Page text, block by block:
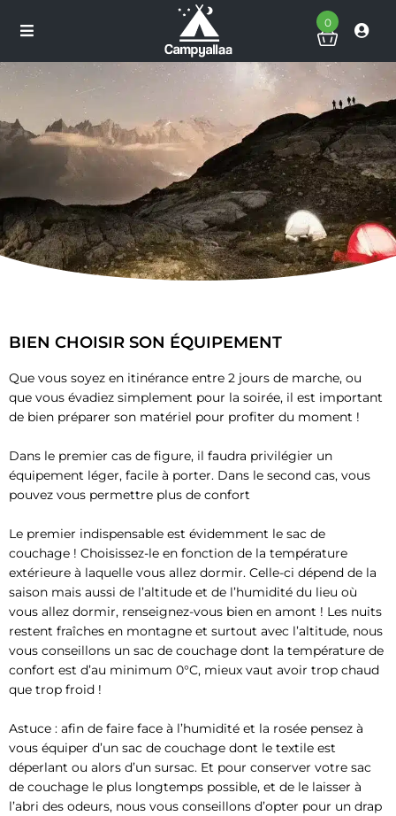
0
BIEN CHOISIR SON ÉQUIPEMENT
Que vous soyez en itinérance entre 2 jours de marche, ou
que vous évadiez simplement pour la soirée, il est important
de bien préparer son matériel pour profiter du moment !
Dans le premier cas de figure, il faudra privilégier un
équipement léger, facile à porter. Dans le second cas, vous
pouvez vous permettre plus de confort
Le premier indispensable est évidemment le sac de
couchage ! Choisissez-le en fonction de la température
extérieure à laquelle vous allez dormir. Celle-ci dépend de la
saison mais aussi de l’altitude et de l’humidité du lieu où
vous allez dormir, renseignez-vous bien en amont ! Les nuits
restent fraîches en montagne et surtout avec l’altitude, nous
vous conseillons un sac de couchage dont la température de
confort est d’au minimum 0°C, mieux vaut avoir trop chaud
que trop froid !
Astuce : afin de faire face à l’humidité et la rosée pensez à
vous équiper d’un sac de couchage dont le textile est
déperlant ou alors d’un sursac. Et pour conserver votre sac
de couchage le plus longtemps possible, et de le laisser à
l’abri des odeurs, nous vous conseillons d’opter pour un drap